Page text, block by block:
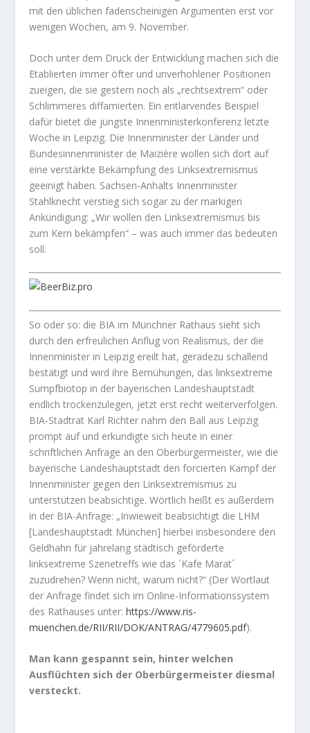
mit den üblichen fadenscheinigen Argumenten erst vor
wenigen Wochen, am 9. November.
Doch unter dem Druck der Entwicklung machen sich die
Etablierten immer öfter und unverhohlener Positionen
zueigen, die sie gestern noch als „rechtsextrem“ oder
Schlimmeres diffamierten. Ein entlarvendes Beispiel
dafür bietet die jüngste Innenministerkonferenz letzte
Woche in Leipzig. Die Innenminister der Länder und
Bundesinnenminister de Maizière wollen sich dort auf
eine verstärkte Bekämpfung des Linksextremismus
geeinigt haben. Sachsen-Anhalts Innenminister
Stahlknecht verstieg sich sogar zu der markigen
Ankündigung: „Wir wollen den Linksextremismus bis
zum Kern bekämpfen“ – was auch immer das bedeuten
soll.
So oder so: die BIA im Münchner Rathaus sieht sich
durch den erfreulichen Anflug von Realismus, der die
Innenminister in Leipzig ereilt hat, geradezu schallend
bestätigt und wird ihre Bemühungen, das linksextreme
Sumpfbiotop in der bayerischen Landeshauptstadt
endlich trockenzulegen, jetzt erst recht weiterverfolgen.
BIA-Stadtrat Karl Richter nahm den Ball aus Leipzig
prompt auf und erkundigte sich heute in einer
schriftlichen Anfrage an den Oberbürgermeister, wie die
bayerische Landeshauptstadt den forcierten Kampf der
Innenminister gegen den Linksextremismus zu
unterstützen beabsichtige. Wörtlich heißt es außerdem
in der BIA-Anfrage: „Inwieweit beabsichtigt die LHM
[Landeshauptstadt München] hierbei insbesondere den
Geldhahn für jahrelang städtisch geförderte
linksextreme Szenetreffs wie das ´Kafe Marat´
zuzudrehen? Wenn nicht, warum nicht?“ (Der Wortlaut
der Anfrage findet sich im Online-Informationssystem
des Rathauses unter:https://www.ris-
muenchen.de/RII/RII/DOK/ANTRAG/4779605.pdf).
Man kann gespannt sein, hinter welchen
Ausflüchten sich der Oberbürgermeister diesmal
versteckt.